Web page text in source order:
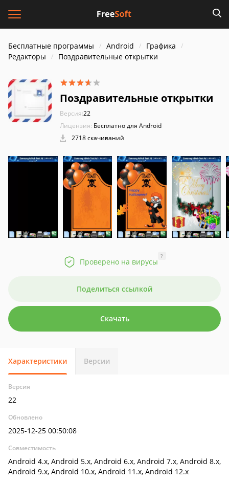
Бесплатные программы Android
Графика
Редакторы
Поздравительные открытки
Поздравительные открытки
Версия:22
Лицензия: Бесплатно для Android
2718 скачиваний
Проверено на вирусы
?
Поделиться ссылкой
Скачать
Характеристики Версии
Версия
22
Обновлено
2025-12-25 00:50:08
Совместимость
Android 4.x, Android 5.x, Android 6.x, Android 7.x, Android 8.x,
Android 9.x, Android 10.x, Android 11.x, Android 12.x